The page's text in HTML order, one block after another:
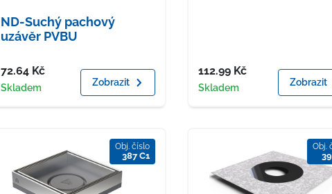
ND-Suchý pachový
uzávěr PVBU
Cena
72.64 Kč
Dostupnost
Skladem Zobrazit
Cena
112.99 Kč
Dostupnost
Skladem Zobrazit
Obj. číslo
387 C1
Obj.